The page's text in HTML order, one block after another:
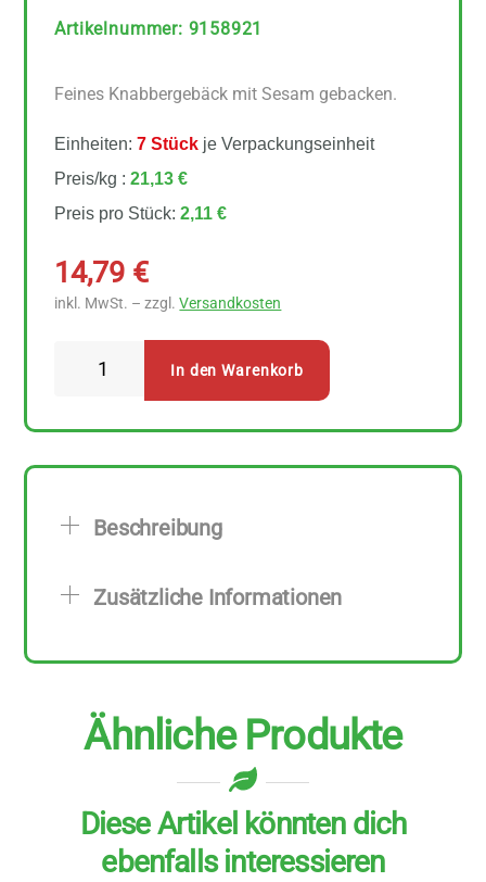
Artikelnummer: 9158921
Feines Knabbergebäck mit Sesam gebacken.
Einheiten:7 Stück je Verpackungseinheit
Preis/kg :21,13 €
Preis pro Stück:2,11 €
14,79 €
inkl. MwSt. – zzgl.Versandkosten
Dinkel
zu
g
In den Warenkorb
Beschreibung
Zusätzliche Informationen
Ähnliche Produkte
Diese Artikel könnten dich
ebenfalls interessieren